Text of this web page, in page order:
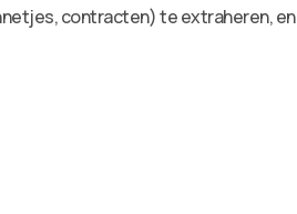
contracten) te extraheren, en